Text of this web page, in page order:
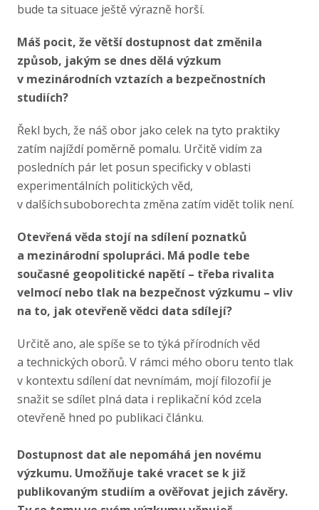
bude ta situace ještě výrazně horší.
Máš pocit, že větší dostupnost dat změnila
způsob, jakým se dnes dělá výzkum
v mezinárodních vztazích a bezpečnostních
studiích?
Řekl bych, že náš obor jako celek na tyto praktiky
zatím najíždí poměrně pomalu. Určitě vidím za
posledních pár let posun specificky v oblasti
experimentálních politických věd,
v dalších suboborech ta změna zatím vidět tolik není.
Otevřená věda stojí na sdílení poznatků
a mezinárodní spolupráci. Má podle tebe
současné geopolitické napětí – třeba rivalita
velmocí nebo tlak na bezpečnost výzkumu – vliv
na to, jak otevřeně vědci data sdílejí?
Určitě ano, ale spíše se to týká přírodních věd
a technických oborů. V rámci mého oboru tento tlak
v kontextu sdílení dat nevnímám, mojí filozofií je
snažit se sdílet plná data i replikační kód zcela
otevřeně hned po publikaci článku.
Dostupnost dat ale nepomáhá jen novému
výzkumu. Umožňuje také vracet se k již
publikovaným studiím a ověřovat jejich závěry.